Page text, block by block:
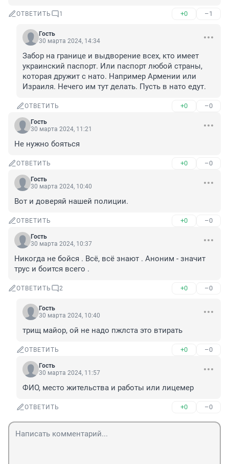
ОТВЕТИТЬ 1 +0 –1
Гость
30 марта 2024, 14:34
Забор на границе и выдворение всех, кто имеет
украинский паспорт. Или паспорт любой страны,
которая дружит с нато. Например Армении или
Израиля. Нечего им тут делать. Пусть в нато едут.
ОТВЕТИТЬ +0 –0
Гость
30 марта 2024, 11:21
Не нужно бояться
ОТВЕТИТЬ +0 –0
Гость
30 марта 2024, 10:40
Вот и доверяй нашей полиции.
ОТВЕТИТЬ +0 –0
Гость
30 марта 2024, 10:37
Никогда не бойся . Всё, всё знают . Аноним - значит
трус и боится всего .
ОТВЕТИТЬ 2 +0 –0
Гость
30 марта 2024, 10:40
трищ майор, ой не надо пжлста это втирать
ОТВЕТИТЬ +0 –0
Гость
30 марта 2024, 11:57
ФИО, место жительства и работы или лицемер
ОТВЕТИТЬ +0 –0